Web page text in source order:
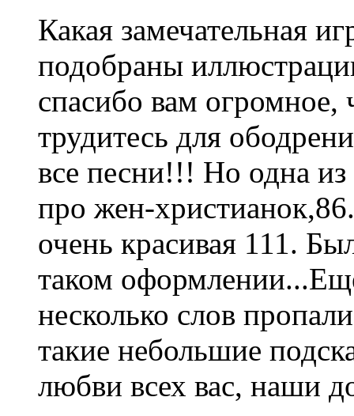
Какая замечательная
подобраны
спасибо вам огромное,
трудитесь для
все песни!!! Но одна
про жен-
очень красивая 111.
таком
несколько слов
такие небольшие
любви всех вас, наши